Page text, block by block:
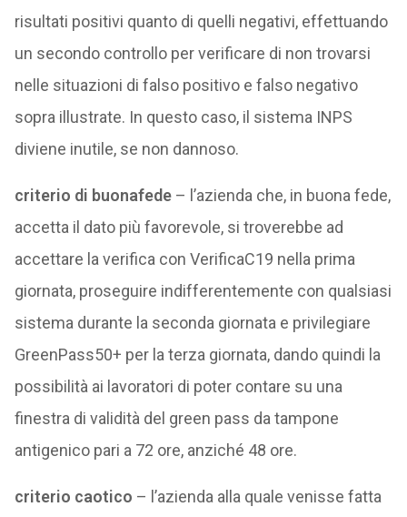
risultati positivi quanto di quelli negativi, effettuando
un secondo controllo per verificare di non trovarsi
nelle situazioni di falso positivo e falso negativo
sopra illustrate. In questo caso, il sistema INPS
diviene inutile, se non dannoso.
criterio di buonafede– l’azienda che, in buona fede,
accetta il dato più favorevole, si troverebbe ad
accettare la verifica con VerificaC19 nella prima
giornata, proseguire indifferentemente con qualsiasi
sistema durante la seconda giornata e privilegiare
GreenPass50+ per la terza giornata, dando quindi la
possibilità ai lavoratori di poter contare su una
finestra di validità del green pass da tampone
antigenico pari a 72 ore, anziché 48 ore.
criterio caotico – l’azienda alla quale venisse fatta